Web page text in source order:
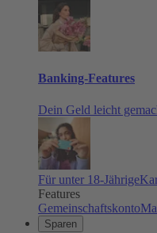
Banking-Features
Dein Geld leicht
Für unter 18-Jährige
Features
Gemeinschaftskonto
Sparen